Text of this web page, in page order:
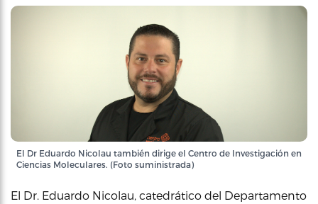
El Dr Eduardo Nicolau también dirige el Centro de Investigación en
Ciencias Moleculares. (Foto suministrada)
El Dr. Eduardo Nicolau, catedrático del Departamento